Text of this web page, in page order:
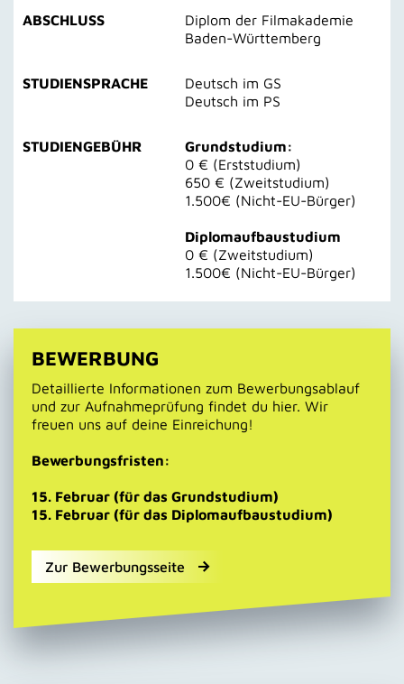
ABSCHLUSS
Diplom der Filmakademie
Baden-Württemberg
STUDIENSPRACHE
Deutsch im GS
Deutsch im PS
STUDIENGEBÜHR
Grundstudium:
0 € (Erststudium)
650 € (Zweitstudium)
1.500€ (Nicht-EU-Bürger)
Diplomaufbaustudium
0 € (Zweitstudium)
1.500€ (Nicht-EU-Bürger)
BEWERBUNG
Detaillierte Informationen zum Bewerbungsablauf
und zur Aufnahmeprüfung findet du hier. Wir
freuen uns auf deine Einreichung!
Bewerbungsfristen:
15. Februar (für das Grundstudium)
15. Februar (für das Diplomaufbaustudium)
Zur Bewerbungsseite